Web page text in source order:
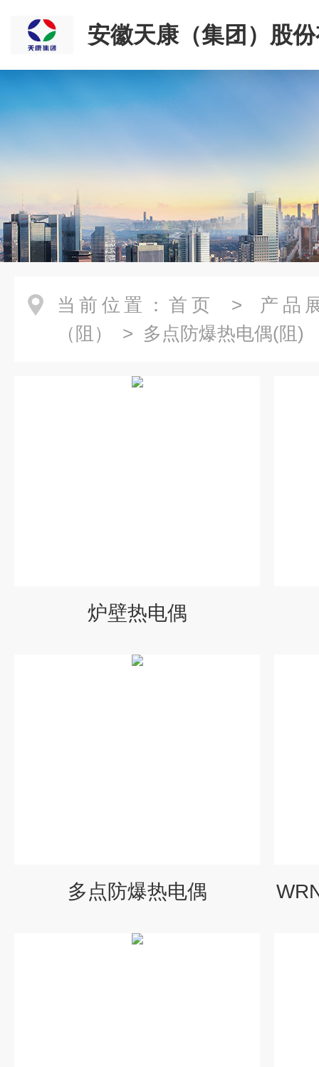
安徽天康（集团）股
司
当前位置： 首页 > 产品
（阻）
> 多点防爆热电偶(阻)
炉壁热电偶
多点防爆热电偶